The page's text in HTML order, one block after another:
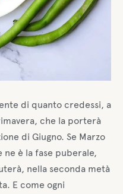
di quanto credessi, a
che la porterà
di Giugno. Se Marzo
ne è la fase puberale,
nella seconda metà
E come ogni